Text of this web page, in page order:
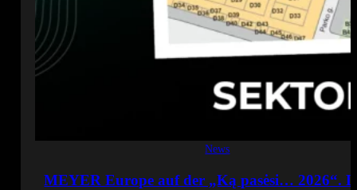
News
MEYER Europe auf der „Ką pasėsi… 2026“.